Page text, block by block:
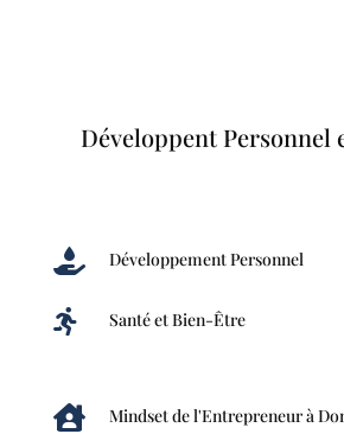
Développent Personnel
 Développement Personnel
 Santé et Bien-Être
 Mindset de l'Entrepreneur à